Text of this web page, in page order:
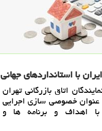
با استانداردهای جهانی
اتاق بازرگانی تهران
عنوان خصوصی سازی اجرایی
اهداف و برنامه ها و